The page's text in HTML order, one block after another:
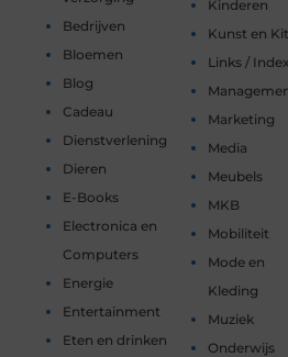
Bedrijven
Bloemen
Blog
Cadeau
Dienstverlening
Dieren
E-Books
Electronica en
Computers
Energie
Entertainment
Eten en drinken
Kinderen
Kunst en
Links / Index
Marketing
Media
Meubels
MKB
Mobiliteit
Mode en
Kleding
Muziek
Onderwijs